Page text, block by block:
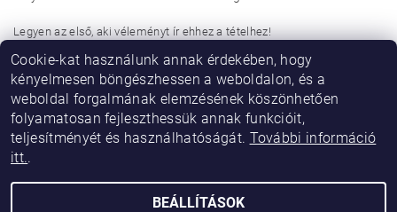
Legyen az első, aki véleményt ír ehhez a tételhez!
Hozzászólás hozzáadása
Cookie-kat használunk annak érdekében, hogy
kényelmesen böngészhessen a weboldalon, és a
weboldal forgalmának elemzésének köszönhetően
folyamatosan fejleszthessük annak funkcióit,
teljesítményét és használhatóságát. További információ
itt..
BEÁLLÍTÁSOK